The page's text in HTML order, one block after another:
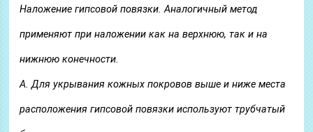
Наложение гипсовой повязки. Аналогичный метод
применяют при наложении как на верхнюю, так и на
нижнюю конечности.
А. Для укрывания кожных покровов выше и ниже места
расположения гипсовой повязки используют трубчатый